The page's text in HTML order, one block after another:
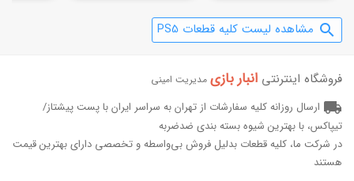
search مشاهده لیست کلیه قطعات PS5
فروشگاه اینترنتی انبار بازی‌ مدیریت امینی
local_shipping ارسال روزانه کلیه سفارشات از تهران به سراسر ایران با پست پیشتاز/
تیپاکس، با بهترین شیوه بسته بندی ضدضربه
در شرکت ما، کلیه قطعات بدلیل فروش بی‌واسطه و تخصصی دارای بهترین قیمت
هستند